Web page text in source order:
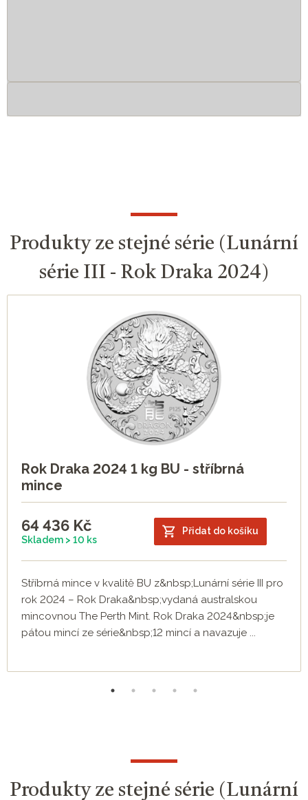
Produkty ze stejné série (Lunární
série III - Rok Draka 2024)
Rok Draka 2024 1 kg BU - stříbrná
mince
64 436 Kč
Skladem > 10 ks
Přidat do košíku
Stříbrná mince v kvalitě BU z&nbsp;Lunární série III pro
rok 2024 – Rok Draka&nbsp;vydaná australskou
mincovnou The Perth Mint. Rok Draka 2024&nbsp;je
pátou mincí ze série&nbsp;12 mincí a navazuje ...
Produkty ze stejné série (Lunární